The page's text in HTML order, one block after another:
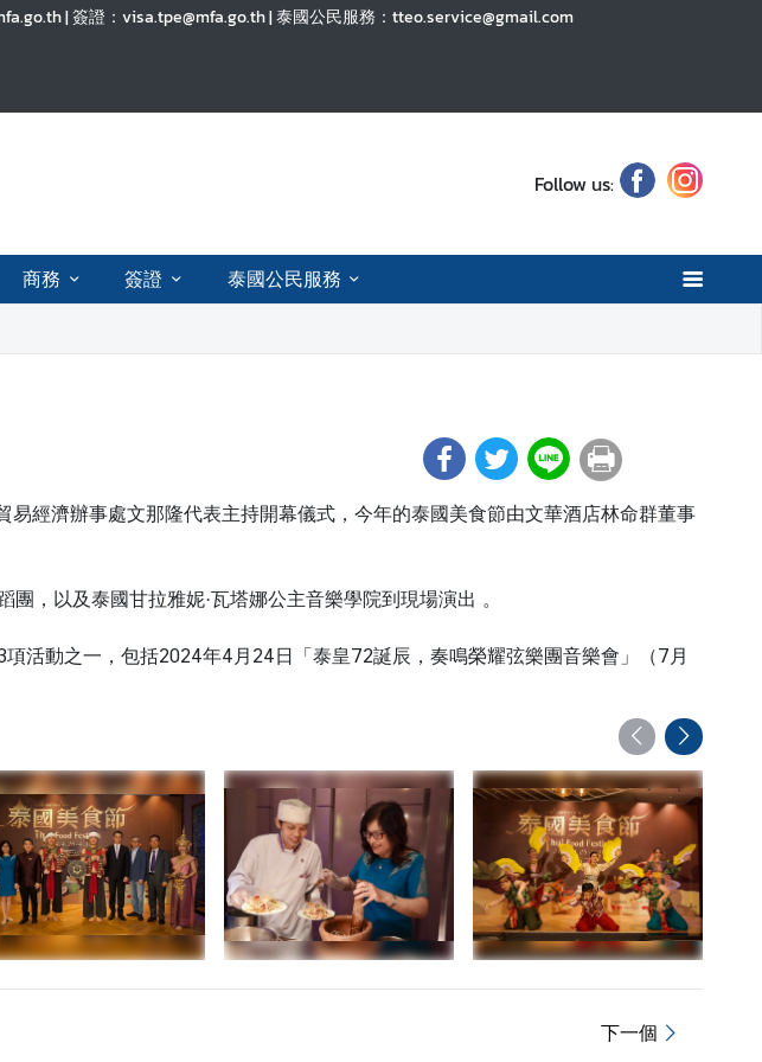
| 簽證：visa.tpe@mfa.go.th | 泰國公民服務：tteo.service@gmail.com
Follow us:
商務 簽證 泰國公民服務
經濟辦事處文那隆代表主持開幕儀式，今年的泰國美食節由文華酒店林命群董事
，以及泰國甘拉雅妮·瓦塔娜公主音樂學院到現場演出 。
活動之一，包括2024年4月24日「泰皇72誕辰，奏鳴榮耀弦樂團音樂會」（7月
下一個